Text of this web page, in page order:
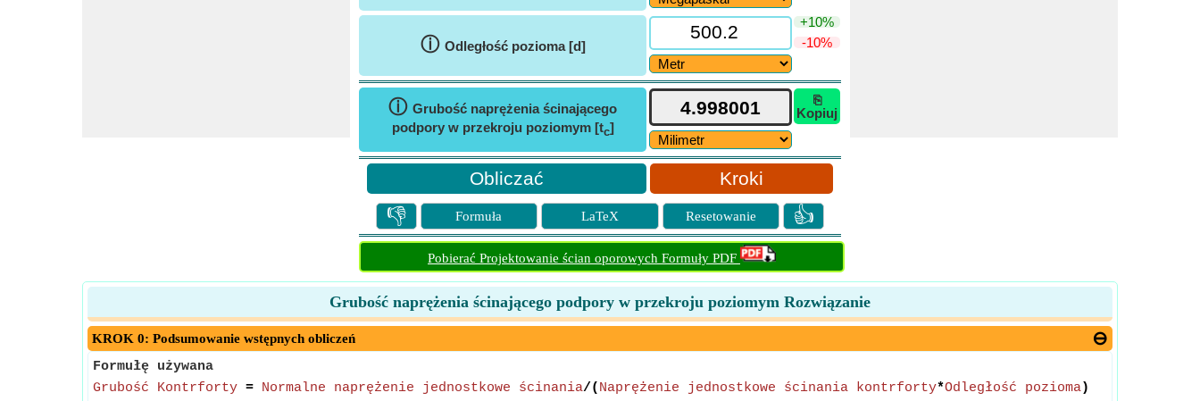
ⓘ Odległość pozioma [d]
+10%
-10%
ⓘ Grubość naprężenia ścinającego
podpory w przekroju poziomym [tc]
⎘
Kopiuj
Kroki
👎 Formuła LaTeX Resetowanie 👍
Pobierać Projektowanie ścian oporowych Formuły PDF
Grubość naprężenia ścinającego podpory w przekroju poziomym Rozwiązanie
KROK 0: Podsumowanie wstępnych obliczeń
Formułę używana
Grubość Kontrforty = Normalne naprężenie jednostkowe ścinania/( Naprężenie jednostkowe ścinania kontrforty*Odległość pozioma)